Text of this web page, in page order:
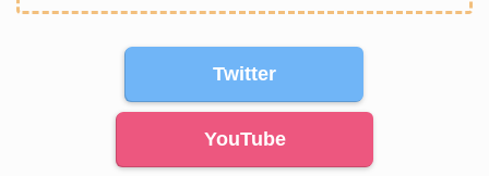
Twitter
YouTube